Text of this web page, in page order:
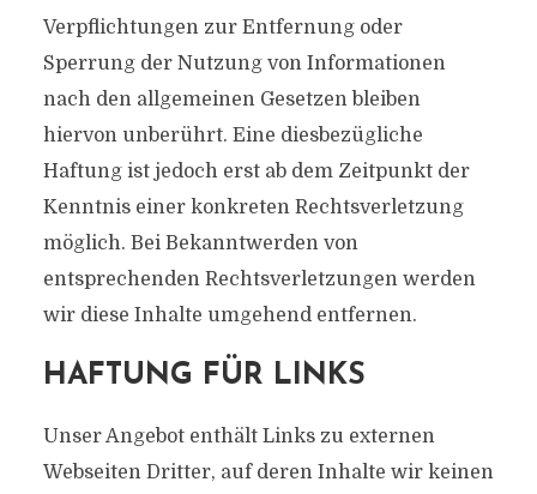
Verpflichtungen zur Entfernung oder
Sperrung der Nutzung von Informationen
nach den allgemeinen Gesetzen bleiben
hiervon unberührt. Eine diesbezügliche
Haftung ist jedoch erst ab dem Zeitpunkt der
Kenntnis einer konkreten Rechtsverletzung
möglich. Bei Bekanntwerden von
entsprechenden Rechtsverletzungen werden
wir diese Inhalte umgehend entfernen.
HAFTUNG FÜR LINKS
Unser Angebot enthält Links zu externen
Webseiten Dritter, auf deren Inhalte wir keinen